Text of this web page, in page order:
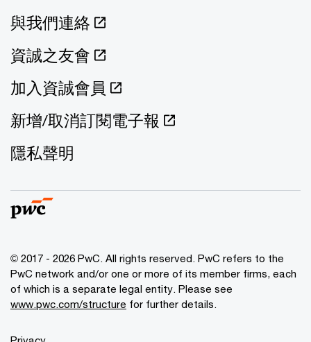
與我們連絡
資誠之友會
加入資誠會員
新增/取消訂閱電子報
隱私聲明
© 2017 - 2026 PwC. All rights reserved. PwC refers to the
PwC network and/or one or more of its member firms, each
of which is a separate legal entity. Please see
www.pwc.com/structure for further details.